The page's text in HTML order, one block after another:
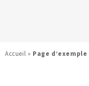
Accueil » Page d’exemple